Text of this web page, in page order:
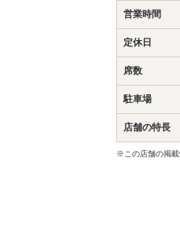
営業時間
定休日
席数
駐車場
店舗の特長
※この店舗の掲載